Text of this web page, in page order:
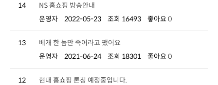
14
NS 홈쇼핑 방송안내
운영자
2022-05-23 조회 16493 좋아요 0
13
베개 한 놈만 죽어라고 팼어요
운영자
2021-06-24 조회 18301 좋아요 0
12
현대 홈쇼핑 론칭 예정중입니다.